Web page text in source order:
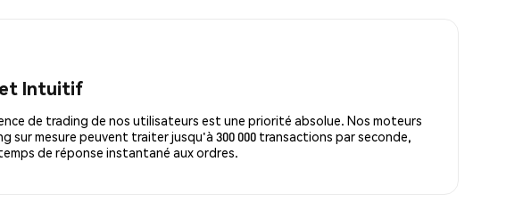
et Intuitif
de trading de nos utilisateurs est une priorité absolue. Nos moteurs
sur mesure peuvent traiter jusqu'à 300 000 transactions par seconde,
de réponse instantané aux ordres.